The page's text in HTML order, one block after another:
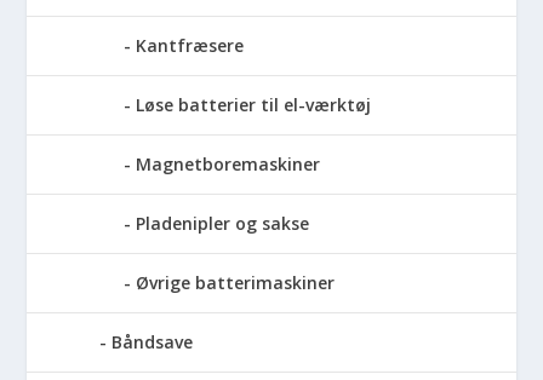
Kantfræsere
Løse batterier til el-værktøj
Magnetboremaskiner
Pladenipler og sakse
Øvrige batterimaskiner
Båndsave